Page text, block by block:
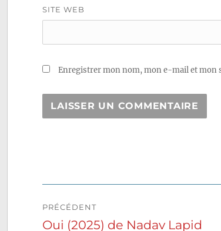
SITE WEB
Enregistrer mon nom, mon e-mail et mon
de
PRÉCÉDENT
Publication
Oui (2025) de Nadav Lapid